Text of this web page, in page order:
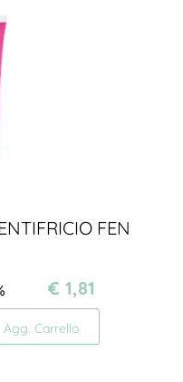
FEN
€ 1,81
Agg. Carrello